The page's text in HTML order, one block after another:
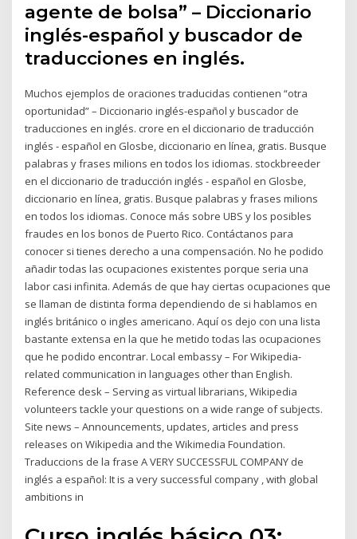
agente de bolsa” – Diccionario
inglés-español y buscador de
traducciones en inglés.
Muchos ejemplos de oraciones traducidas contienen “otra
oportunidad” – Diccionario inglés-español y buscador de
traducciones en inglés. crore en el diccionario de traducción
inglés - español en Glosbe, diccionario en línea, gratis. Busque
palabras y frases milions en todos los idiomas. stockbreeder
en el diccionario de traducción inglés - español en Glosbe,
diccionario en línea, gratis. Busque palabras y frases milions
en todos los idiomas. Conoce más sobre UBS y los posibles
fraudes en los bonos de Puerto Rico. Contáctanos para
conocer si tienes derecho a una compensación. No he podido
añadir todas las ocupaciones existentes porque seria una
labor casi infinita. Además de que hay ciertas ocupaciones que
se llaman de distinta forma dependiendo de si hablamos en
inglés británico o ingles americano. Aquí os dejo con una lista
bastante extensa en la que he metido todas las ocupaciones
que he podido encontrar. Local embassy – For Wikipedia-
related communication in languages other than English.
Reference desk – Serving as virtual librarians, Wikipedia
volunteers tackle your questions on a wide range of subjects.
Site news – Announcements, updates, articles and press
releases on Wikipedia and the Wikimedia Foundation.
Traduccions de la frase A VERY SUCCESSFUL COMPANY de
inglés a español: It is a very successful company , with global
ambitions in